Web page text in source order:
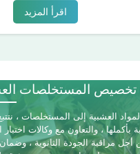
اقرأ المزيد
تخصيص المستخلصات
العشبية إلى المستخلصات ،
بأكملها ، والتعاون مع وكالات
أجل مراقبة الجودة الثانوية ،